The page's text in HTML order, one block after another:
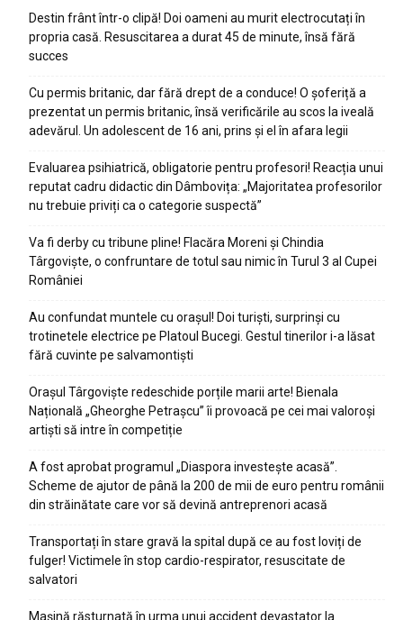
Destin frânt într-o clipă! Doi oameni au murit electrocutați în
propria casă. Resuscitarea a durat 45 de minute, însă fără
succes
Cu permis britanic, dar fără drept de a conduce! O șoferiță a
prezentat un permis britanic, însă verificările au scos la iveală
adevărul. Un adolescent de 16 ani, prins și el în afara legii
Evaluarea psihiatrică, obligatorie pentru profesori! Reacția unui
reputat cadru didactic din Dâmbovița: „Majoritatea profesorilor
nu trebuie priviți ca o categorie suspectă”
Va fi derby cu tribune pline! Flacăra Moreni și Chindia
Târgoviște, o confruntare de totul sau nimic în Turul 3 al Cupei
României
Au confundat muntele cu orașul! Doi turiști, surprinși cu
trotinetele electrice pe Platoul Bucegi. Gestul tinerilor i-a lăsat
fără cuvinte pe salvamontiști
Orașul Târgoviște redeschide porțile marii arte! Bienala
Națională „Gheorghe Petrașcu” îi provoacă pe cei mai valoroși
artiști să intre în competiție
A fost aprobat programul „Diaspora investește acasă”.
Scheme de ajutor de până la 200 de mii de euro pentru românii
din străinătate care vor să devină antreprenori acasă
Transportați în stare gravă la spital după ce au fost loviți de
fulger! Victimele în stop cardio-respirator, resuscitate de
salvatori
Mașină răsturnată în urma unui accident devastator la